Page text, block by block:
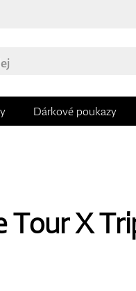
Dárkové poukazy
Tour X